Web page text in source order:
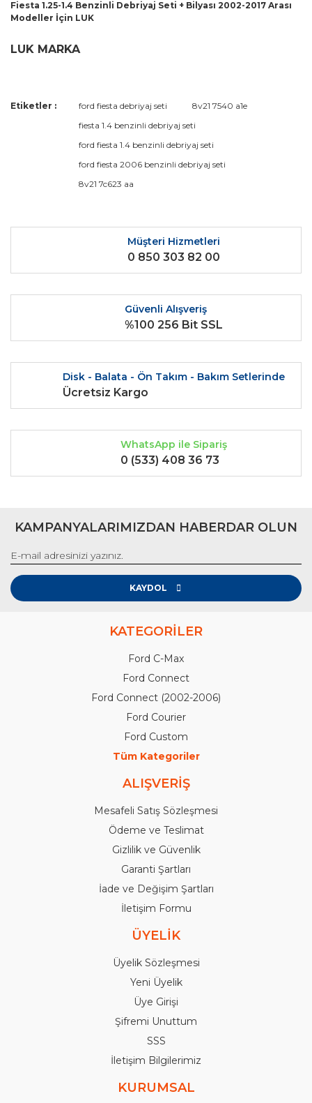
Fiesta 1.25-1.4 Benzinli Debriyaj Seti + Bilyası 2002-2017 Arası
Modeller İçin LUK
LUK MARKA
Bu ürüne ilk yorumu siz yapın!
Yorum Yaz
Bu ürünün fiyat bilgisi, resim, ürün açıklamalarında ve diğer
kullanarak tarafımıza iletebilirsiniz.
Görüş ve önerileriniz için teşekkür ederiz.
Ürün fiyatı diğer sitelerden daha pahalı.
Bu ürüne benzer farklı alternatifler olmalı.
Etiketler : ford fiesta debriyaj seti
8v21 7540 a1e
fiesta 1.4 benzinli debriyaj seti
ford fiesta 1.4 benzinli debriyaj seti
ford fiesta 2006 benzinli debriyaj seti
8v21 7c623 aa
Müşteri Hizmetleri
0 850 303 82 00
Güvenli Alışveriş
%100 256 Bit SSL
Disk - Balata - Ön Takım - Bakım Setlerinde
Ücretsiz Kargo
WhatsApp ile Sipariş
0 (533) 408 36 73
KAMPANYALARIMIZDAN HABERDAR OLUN
KAYDOL
KATEGORİLER
Ford C-Max
Ford Connect
Ford Connect (2002-2006)
Ford Courier
Ford Custom
Tüm Kategoriler
ALIŞVERİŞ
Mesafeli Satış Sözleşmesi
Ödeme ve Teslimat
Gizlilik ve Güvenlik
Garanti Şartları
İade ve Değişim Şartları
İletişim Formu
ÜYELİK
Üyelik Sözleşmesi
Yeni Üyelik
Üye Girişi
Şifremi Unuttum
SSS
İletişim Bilgilerimiz
KURUMSAL